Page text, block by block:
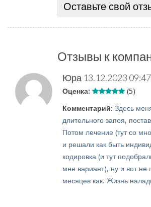
Оставьте свой
Отзывы к
Юра 13.12.2023
Оценка: (5)
Комментарий: Здесь
длительного запоя,
Потом лечение (тут со
и решали как быть
кодировка (и тут
мне вариант), ну и вот не
месяцев как. Жизнь